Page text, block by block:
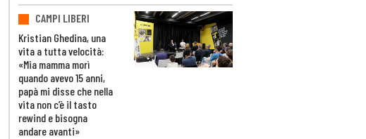
CAMPI LIBERI
Kristian Ghedina, una
vita a tutta velocità:
«Mia mamma morì
quando avevo 15 anni,
papà mi disse che nella
vita non c’è il tasto
rewind e bisogna
andare avanti»